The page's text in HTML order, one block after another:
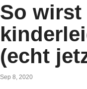
So wirst
(echt
Sep 8, 2020